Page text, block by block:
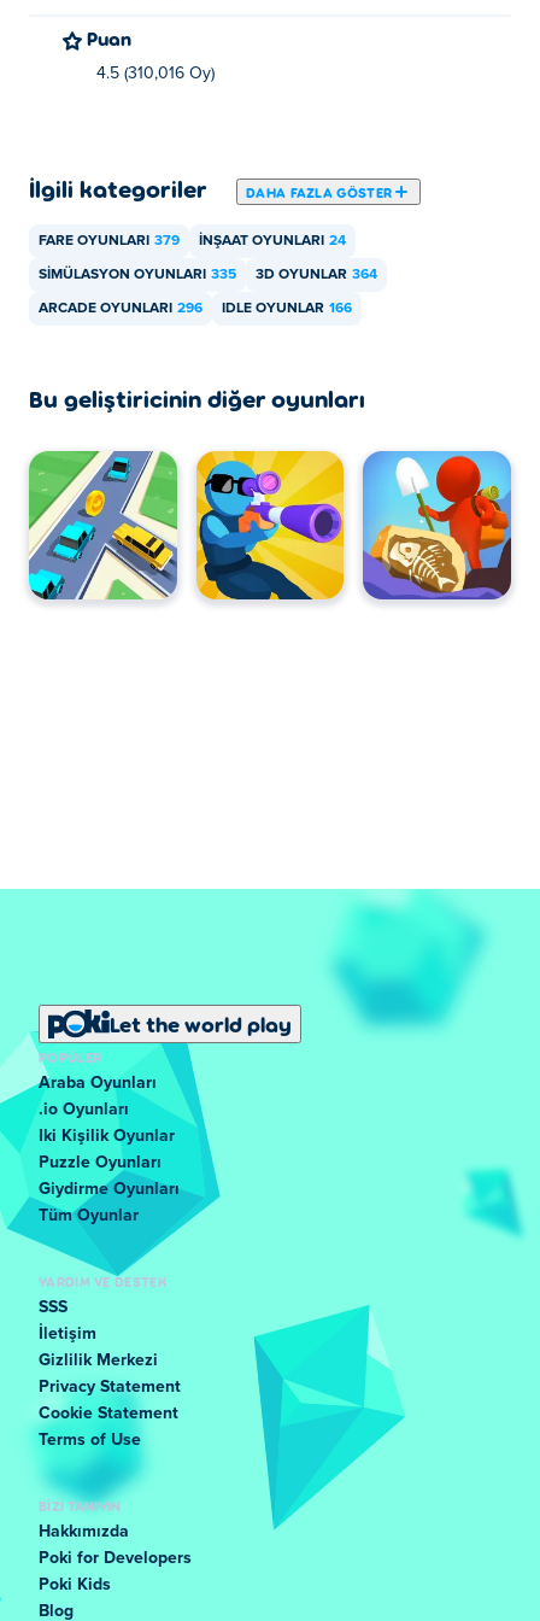
Puan
4.5 (310,016 Oy)
İlgili kategoriler DAHA FAZLA GÖSTER
FARE OYUNLARI 379 İNŞAAT OYUNLARI 24
SIMÜLASYON OYUNLARI 335 3D OYUNLAR 364
ARCADE OYUNLARI 296 IDLE OYUNLAR 166
Bu geliştiricinin diğer oyunları
Let the world play
POPÜLER
Araba Oyunları
.io Oyunları
Iki Kişilik Oyunlar
Puzzle Oyunları
Giydirme Oyunları
Tüm Oyunlar
YARDIM VE DESTEK
SSS
İletişim
Gizlilik Merkezi
Privacy Statement
Cookie Statement
Terms of Use
BIZI TANIYIN
Hakkımızda
Poki for Developers
Poki Kids
Blog